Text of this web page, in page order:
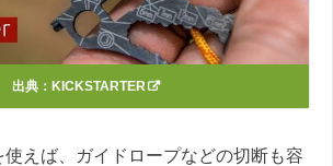
出典： KICKSTARTER
使えば、ガイドロープなどの切断も容